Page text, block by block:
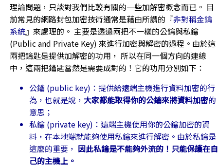
理論問題，只談對我們比較有關的一些加解密概念而已。 目
前常見的網路封包加密技術通常是藉由所謂的『非對稱金鑰
系統』來處理的。 主要是透過兩把不一樣的公鑰與私鑰
(Public and Private Key) 來進行加密與解密的過程。由於這
兩把鑰匙是提供加解密的功用， 所以在同一個方向的連線
中，這兩把鑰匙當然是需要成對的！它的功用分別如下：
公鑰 (public key)：提供給遠端主機進行資料加密的行
為，也就是說， 大家都能取得你的公鑰來將資料加密的
意思；
私鑰 (private key)：遠端主機使用你的公鑰加密的資
料，在本地端就能夠使用私鑰來進行解密。由於私鑰是
這麼的重要， 因此私鑰是不能夠外流的！只能保護在自
己的主機上。